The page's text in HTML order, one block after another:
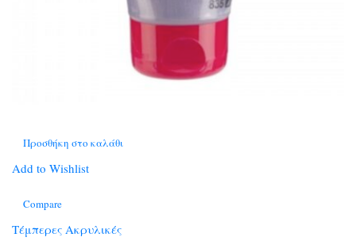
Προσθήκη στο καλάθι
Add to Wishlist
Compare
Τέμπερες Ακρυλικές